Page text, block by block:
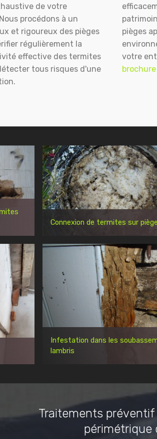
de votre
procédons à un
et rigoureux des pièges
régulièrement la
effective des termites
tous risques d'une
pièges
votre
brochure
Connexion de termites sur
Infestation dans les
lambris
Traitements
périmétrique